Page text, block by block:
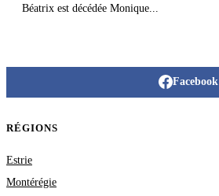
Béatrix est décédée Monique...
Facebook
RÉGIONS
Estrie
Montérégie